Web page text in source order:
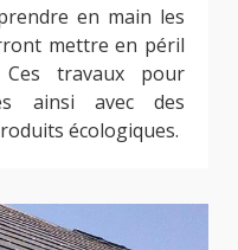
en main les
mettre en péril
travaux pour
ainsi avec des
écologiques.